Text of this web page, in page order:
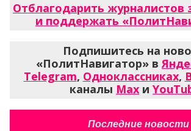
Отблагодарить журналистов
и поддержать
Подпишитесь на
«ПолитНавигатор» в
Telegram, Одноклассниках,
каналы Max и
Последние новости